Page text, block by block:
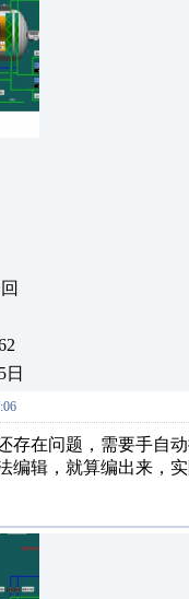
日
存在问题，需要手自
编辑，就算编出来，